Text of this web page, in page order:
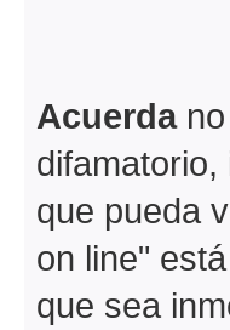
Acuerdano
que pueda
on line"
que sea